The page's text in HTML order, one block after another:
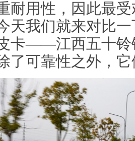
耐用性，因此最
天我们就来对比
卡——江西五十铃
了可靠性之外，